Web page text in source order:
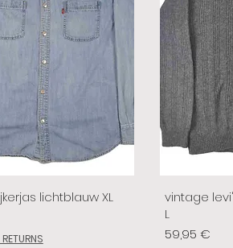
lichtblauw XL
vintage
L
Prix
59,95 €